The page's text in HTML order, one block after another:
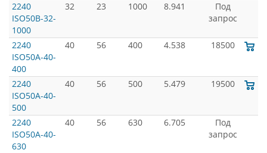
2240
ISO50B-32-
1000
32 23 1000 8.941
Под
запрос
2240
ISO50A-40-
400
40 56 400 4.538 18500
2240
ISO50A-40-
500
40 56 500 5.479 19500
2240
ISO50A-40-
630
40 56 630 6.705
Под
запрос